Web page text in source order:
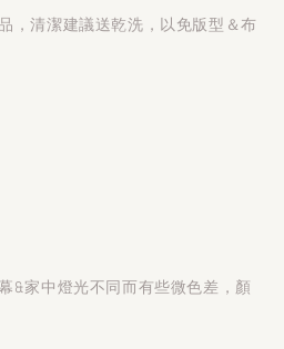
，清潔建議送乾洗，以免版型＆布
&家中燈光不同而有些微色差，顏